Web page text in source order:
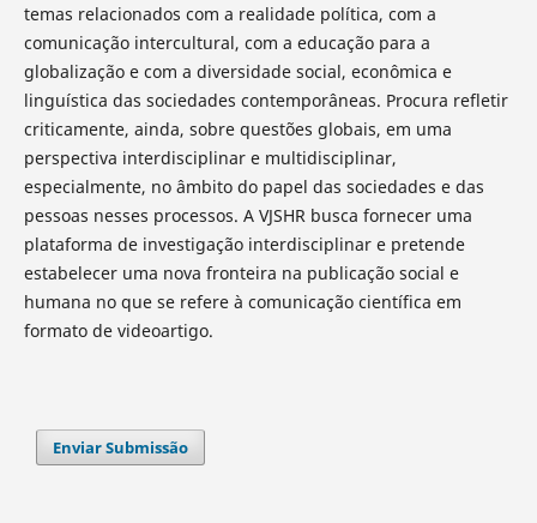
temas relacionados com a realidade política, com a
comunicação intercultural, com a educação para a
globalização e com a diversidade social, econômica e
linguística das sociedades contemporâneas. Procura refletir
criticamente, ainda, sobre questões globais, em uma
perspectiva interdisciplinar e multidisciplinar,
especialmente, no âmbito do papel das sociedades e das
pessoas nesses processos. A VJSHR busca fornecer uma
plataforma de investigação interdisciplinar e pretende
estabelecer uma nova fronteira na publicação social e
humana no que se refere à comunicação científica em
formato de videoartigo.
Enviar Submissão